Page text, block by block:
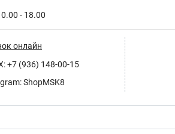
- 18.00
онлайн
+7 (936) 148-00-15
ShopMSK8